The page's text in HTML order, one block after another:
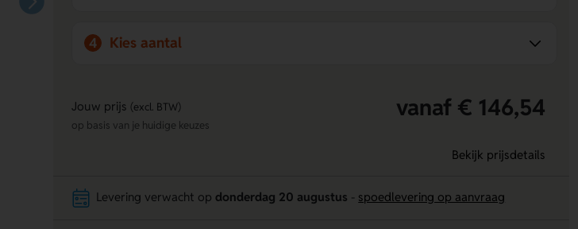
4 Kies aantal
Jouw prijs (excl. BTW) vanaf € 146,54
op basis van je huidige keuzes
Bekijk prijsdetails
Levering verwacht op donderdag 20 augustus spoedlevering op aanvraag